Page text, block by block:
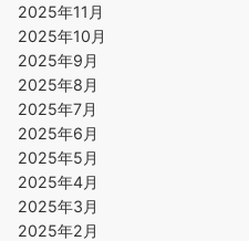
2025年11月
2025年10月
2025年9月
2025年8月
2025年7月
2025年6月
2025年5月
2025年4月
2025年3月
2025年2月